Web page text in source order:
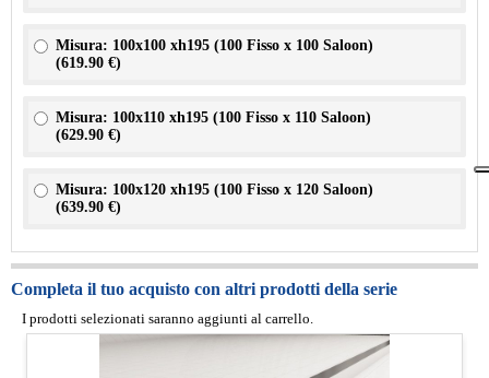
Misura: 100x100 xh195 (100 Fisso x 100 Saloon)
(619.90 €)
Misura: 100x110 xh195 (100 Fisso x 110 Saloon)
(629.90 €)
Misura: 100x120 xh195 (100 Fisso x 120 Saloon)
(639.90 €)
Completa il tuo acquisto con altri prodotti della serie
I prodotti selezionati saranno aggiunti al carrello.